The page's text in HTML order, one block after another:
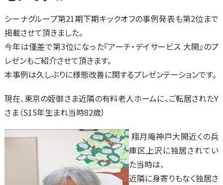
シーナグループ第21期下期キックオフの事例発表も第2位まで
掲載させて頂きました。
今年は僅差で第3位になった『アーチ・デイサービス 大開』のプ
レゼンもご紹介させて頂きます。
本事例は久しぶりに様態改善に関するプレゼンテーションです。
現在、東京の姪御さま近隣の有料老人ホームに、ご転居されたY
さま（S15年生まれ当時82歳）
翔月庵神戸大開近くの兵
庫区上沢に独居されてい
た当時は、
近隣に身寄りもなく独居さ